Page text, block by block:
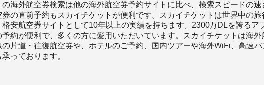
海外航空券検索は他の海外航空券予約サイトに比べ、検索スピードの速
の直前予約もスカイチケットが便利です。スカイチケットは世界中の旅
安航空券サイトとして10年以上の実績を持ちます。2300万DLを誇るア
約が便利で、多くの方に愛用いただいています。スカイチケットは海外
片道・往復航空券や、ホテルのご予約、国内ツアーや海外WiFi、高速バ
っております。